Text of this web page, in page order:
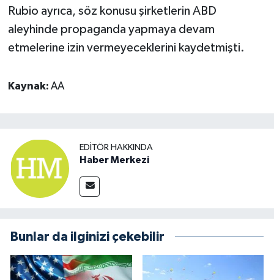
Rubio ayrıca, söz konusu şirketlerin ABD
aleyhinde propaganda yapmaya devam
etmelerine izin vermeyeceklerini kaydetmişti.
Kaynak: AA
EDITÖR HAKKINDA
Haber Merkezi
Bunlar da ilginizi çekebilir